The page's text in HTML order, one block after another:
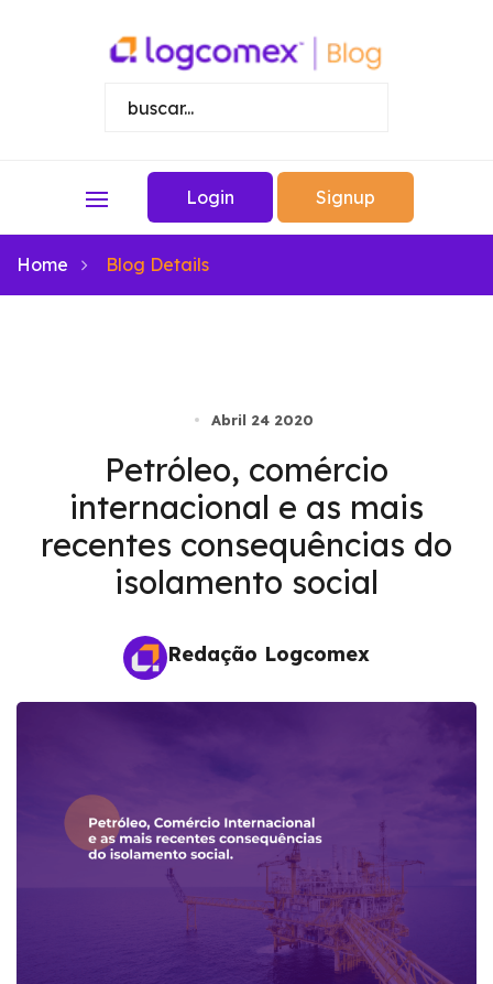
Login Signup
Home Blog Details
Abril 24 2020
Petróleo, comércio
internacional e as mais
recentes consequências do
isolamento social
Redação Logcomex